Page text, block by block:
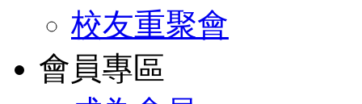
校友重聚會
會員專區